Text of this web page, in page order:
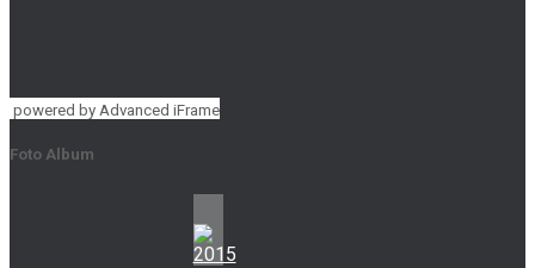
powered by Advanced iFrame
Foto Album